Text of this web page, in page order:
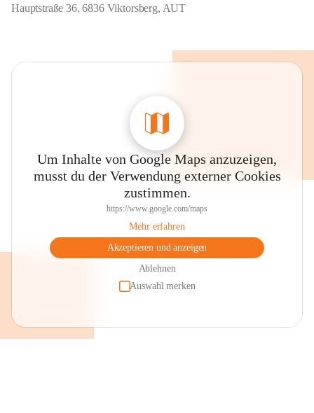
Hauptstraße 36, 6836 Viktorsberg, AUT
Um Inhalte von Google Maps anzuzeigen,
musst du der Verwendung externer Cookies
zustimmen.
https://www.google.com/maps
Mehr erfahren
Akzeptieren und anzeigen
Ablehnen
Auswahl merken